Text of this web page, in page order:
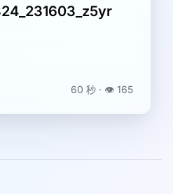
60 秒 · 👁️ 165